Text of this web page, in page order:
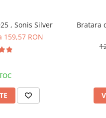
, Sonis Silver
159,57 RON
Bratara